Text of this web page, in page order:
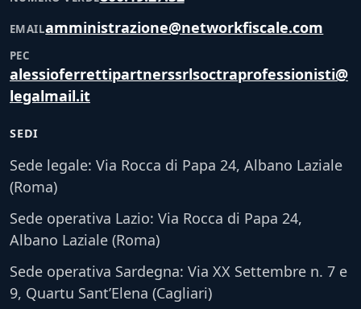
EMAILamministrazione@networkfiscale.com
PEC
alessioferrettipartnerssrlsoctraprofessionisti@
legalmail.it
SEDI
Sede legale: Via Rocca di Papa 24, Albano Laziale
(Roma)
Sede operativa Lazio: Via Rocca di Papa 24,
Albano Laziale (Roma)
Sede operativa Sardegna: Via XX Settembre n. 7 e
9, Quartu Sant’Elena (Cagliari)